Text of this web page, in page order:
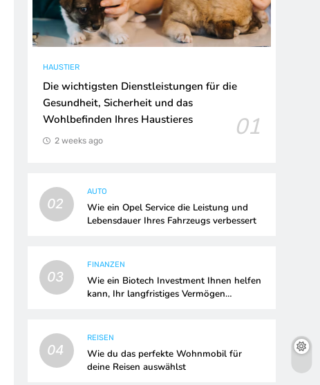
HAUSTIER
Die wichtigsten Dienstleistungen für die
Gesundheit, Sicherheit und das
Wohlbefinden Ihres Haustieres
01
2 weeks ago
02
AUTO
Wie ein Opel Service die Leistung und
Lebensdauer Ihres Fahrzeugs verbessert
03
FINANZEN
Wie ein Biotech Investment Ihnen helfen
kann, Ihr langfristiges Vermögen
04
REISEN
Wie du das perfekte Wohnmobil für
deine Reisen auswählst